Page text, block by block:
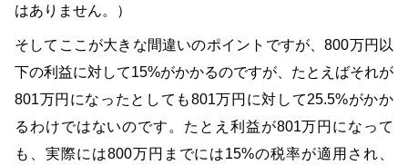
はありません。）
そしてここが大きな間違いのポイントですが、800万円以
下の利益に対して15%がかかるのですが、たとえばそれが
801万円になったとしても801万円に対して25.5%がかか
るわけではないのです。たとえ利益が801万円になって
も、実際には800万円までには15%の税率が適用され、